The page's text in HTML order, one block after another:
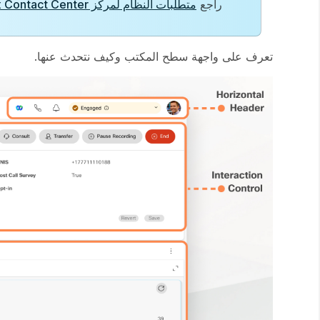
راجع متطلبات النظام لمركز Webex Contact Center
تعرف على واجهة سطح المكتب وكيف نتحدث عنها.